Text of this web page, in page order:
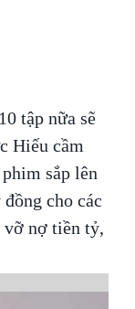
tập nữa sẽ
Hiếu cầm
sắp lên
cho các
vỡ nợ tiền tỷ,